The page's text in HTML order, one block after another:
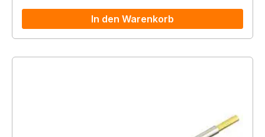
In den Warenkorb